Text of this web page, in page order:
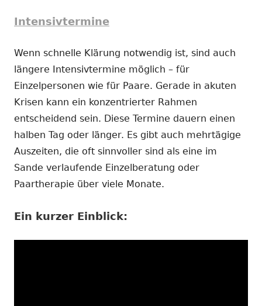
Intensivtermine
Wenn schnelle Klärung notwendig ist, sind auch
längere Intensivtermine möglich – für
Einzelpersonen wie für Paare. Gerade in akuten
Krisen kann ein konzentrierter Rahmen
entscheidend sein. Diese Termine dauern einen
halben Tag oder länger. Es gibt auch mehrtägige
Auszeiten, die oft sinnvoller sind als eine im
Sande verlaufende Einzelberatung oder
Paartherapie über viele Monate.
Ein kurzer Einblick: